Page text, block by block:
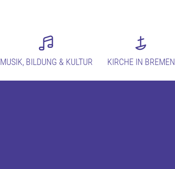
MUSIK, BILDUNG & KULTUR KIRCHE IN BREMEN